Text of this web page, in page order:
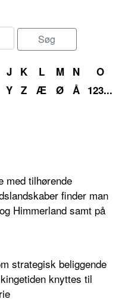
J K L M N
O
Y Z Æ Ø Å 123...
med tilhørende
finder man
Himmerland samt på
strategisk beliggende
knyttes til